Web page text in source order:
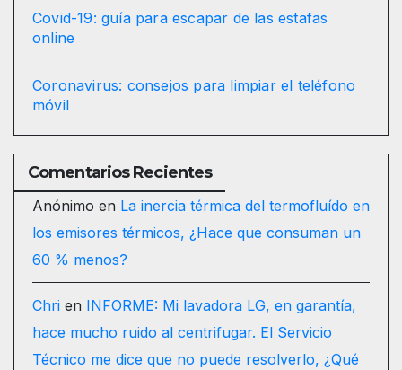
Covid-19: guía para escapar de las estafas
online
Coronavirus: consejos para limpiar el teléfono
móvil
Comentarios Recientes
Anónimo en La inercia térmica del termofluído en
los emisores térmicos, ¿Hace que consuman un
60 % menos?
Chri en INFORME: Mi lavadora LG, en garantía,
hace mucho ruido al centrifugar. El Servicio
Técnico me dice que no puede resolverlo, ¿Qué